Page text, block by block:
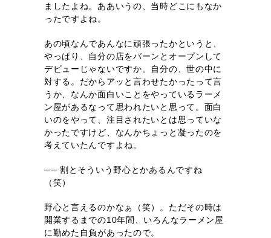
ましたよね。ああいうの、当時どこにもなか
ったですよね。
あの頃なんであんなに頑張ったかというと、
やっぱり、自分の店をバーンとオープンして
デビューじゃないですか。自分の、世の中に
対する。だからアッと言わせたかったって言
うか、なんか面白いことをやっているラーメ
ン屋があるなって思われたいと思って。面白
いのをやって、注目されたいとは思っていな
かったですけど、なんかちょっと凝ったのを
考えていたんですよね。
── 割とそういう野心とかあるんですね
（笑）
野心と言えるのかなぁ（笑）。ただその時は
開業するまでの10年間、いろんなラーメン屋
に勤めた自負があったので。